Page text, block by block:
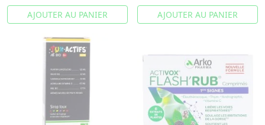
AJOUTER AU PANIER AJOUTER AU PANIER